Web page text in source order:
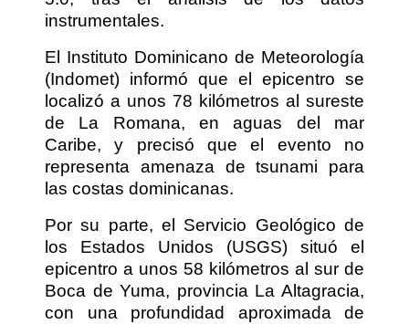
instrumentales.
El Instituto Dominicano de Meteorología
(Indomet) informó que el epicentro se
localizó a unos 78 kilómetros al sureste
de La Romana, en aguas del mar
Caribe, y precisó que el evento no
representa amenaza de tsunami para
las costas dominicanas.
Por su parte, el Servicio Geológico de
los Estados Unidos (USGS) situó el
epicentro a unos 58 kilómetros al sur de
Boca de Yuma, provincia La Altagracia,
con una profundidad aproximada de